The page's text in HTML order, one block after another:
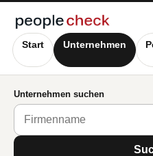
Start Unternehmen
Unternehmen suchen